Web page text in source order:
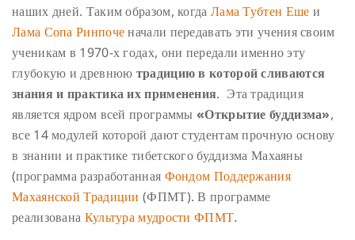
наших дней. Таким образом, когда Лама Тубтен Еше и
Лама Сопа Ринпоченачали передавать эти учения своим
ученикам в 1970-х годах, они передали именно эту
глубокую и древнюю традицию в которой сливаются
знания и практика их применения. Эта традиция
является ядром всей программы«Открытие буддизма»,
все 14 модулей которой дают студентам прочную основу
в знании и практике тибетского буддизма Махаяны
(программа разработанная Фондом Поддержания
Махаянской Традиции (ФПМТ). В программе
реализована Культура мудрости ФПМТ.